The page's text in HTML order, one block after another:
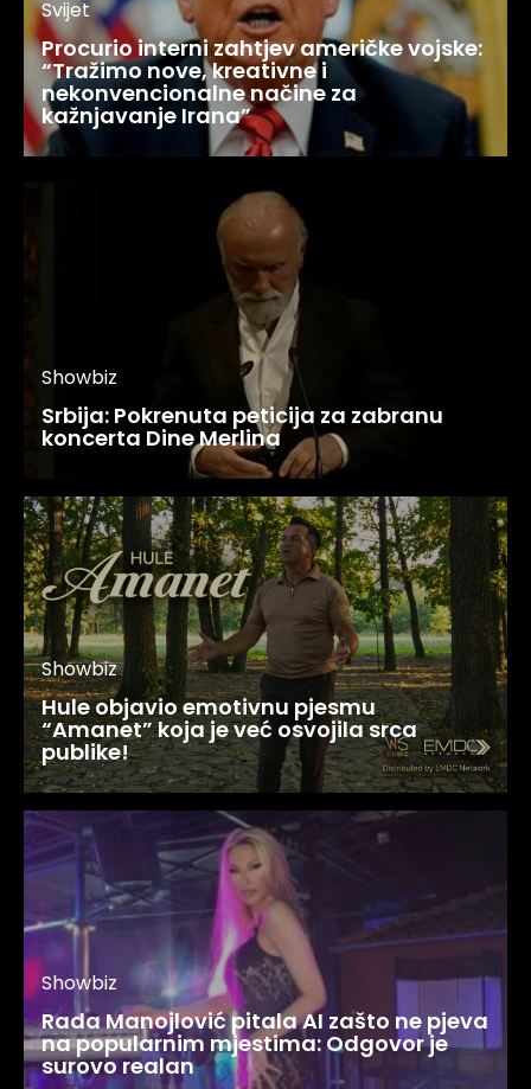
Svijet
Procurio interni zahtjev američke vojske:
“Tražimo nove, kreativne i
nekonvencionalne načine za
kažnjavanje Irana”
Showbiz
Srbija: Pokrenuta peticija za zabranu
koncerta Dine Merlina
Showbiz
Hule objavio emotivnu pjesmu
“Amanet” koja je već osvojila srca
publike!
Showbiz
Rada Manojlović pitala AI zašto ne pjeva
na popularnim mjestima: Odgovor je
surovo realan